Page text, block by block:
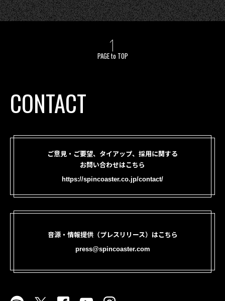
PAGE to TOP
CONTACT
ご意見・ご要望、タイアップ、採用に関する
お問い合わせはこちら
https://spincoaster.co.jp/contact/
音源・情報提供（プレスリリース）はこちら
press@spincoaster.com